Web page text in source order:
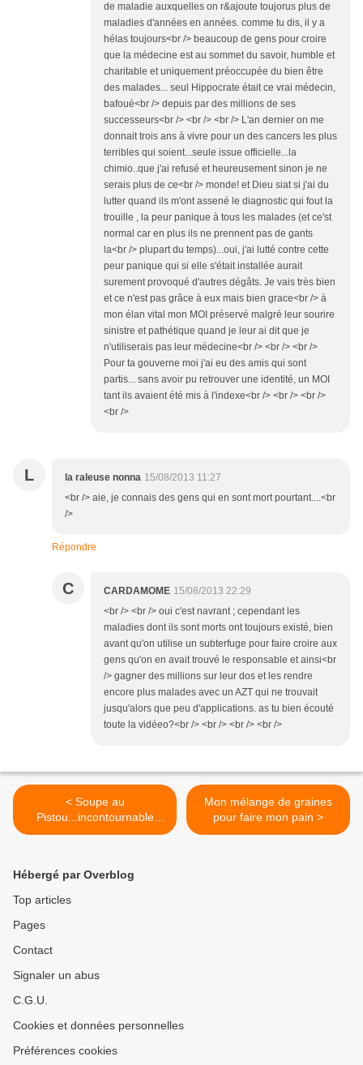
de maladie auxquelles on r&ajoute toujorus plus de
maladies d'années en années. comme tu dis, il y a
hélas toujours<br /> beaucoup de gens pour croire
que la médecine est au sommet du savoir, humble et
charitable et uniquement préoccupée du bien être
des malades... seul Hippocrate était ce vrai médecin,
bafoué<br /> depuis par des millions de ses
successeurs<br /> <br /> <br /> L'an dernier on me
donnait trois ans à vivre pour un des cancers les plus
terribles qui soient...seule issue officielle...la
chimio..que j'ai refusé et heureusement sinon je ne
serais plus de ce<br /> monde! et Dieu siat si j'ai du
lutter quand ils m'ont assené le diagnostic qui fout la
trouille , la peur panique à tous les malades (et ce'st
normal car en plus ils ne prennent pas de gants
la<br /> plupart du temps)...oui, j'ai lutté contre cette
peur panique qui si elle s'était installée aurait
surement provoqué d'autres dégâts. Je vais très bien
et ce n'est pas grâce à eux mais bien grace<br /> à
mon élan vital mon MOI préservé malgré leur sourire
sinistre et pathétique quand je leur ai dit que je
n'utiliserais pas leur médecine<br /> <br /> <br />
Pour ta gouverne moi j'ai eu des amis qui sont
partis... sans avoir pu retrouver une identité, un MOI
tant ils avaient été mis à l'indexe<br /> <br /> <br />
<br />
L la raleuse nonna 15/08/2013 11:27
<br /> aie, je connais des gens qui en sont mort pourtant....<br
/>
Répondre
C CARDAMOME 15/08/2013 22:29
<br /> <br /> oui c'est navrant ; cependant les
maladies dont ils sont morts ont toujours existé, bien
avant qu'on utilise un subterfuge pour faire croire aux
gens qu'on en avait trouvé le responsable et ainsi<br
/> gagner des millions sur leur dos et les rendre
encore plus malades avec un AZT qui ne trouvait
jusqu'alors que peu d'applications. as tu bien écouté
toute la vidéeo?<br /> <br /> <br /> <br />
< Soupe au
Pistou...incontournable
l'été, en Provence
Mon mélange de graines
pour faire mon pain >
Hébergé par Overblog
Top articles
Pages
Contact
Signaler un abus
C.G.U.
Cookies et données personnelles
Préférences cookies